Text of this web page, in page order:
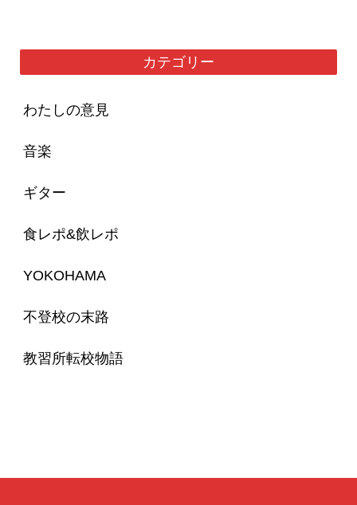
カテゴリー
わたしの意見
音楽
ギター
食レポ&飲レポ
YOKOHAMA
不登校の末路
教習所転校物語